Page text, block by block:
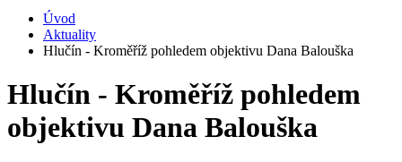
Úvod
Aktuality
Hlučín - Kroměříž pohledem objektivu Dana Balouška
Hlučín - Kroměříž pohledem
objektivu Dana Balouška